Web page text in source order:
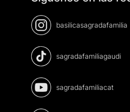
basilicasagradafamilia
sagradafamiliagaudi
sagradafamiliacat